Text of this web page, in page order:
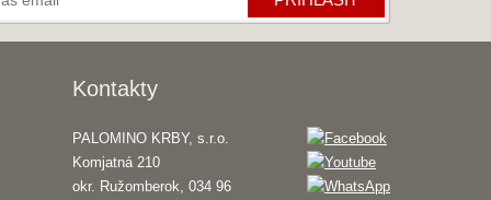
Kontakty
PALOMINO KRBY, s.r.o.
Komjatná 210
okr. Ružomberok, 034 96